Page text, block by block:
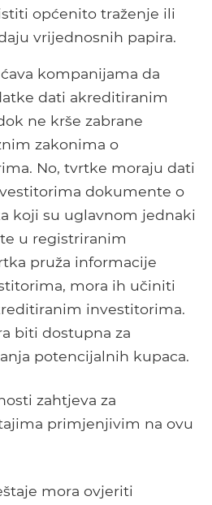
općenito traženje ili
vrijednosnih papira.
kompanijama da
dati akreditiranim
ne krše zabrane
zakonima o
No, tvrtke moraju dati
dokumente o
koji su uglavnom jednaki
u registriranim
pruža informacije
mora ih učiniti
investitorima.
biti dostupna za
potencijalnih kupaca.
zahtjeva za
primjenjivim na ovu
mora ovjeriti